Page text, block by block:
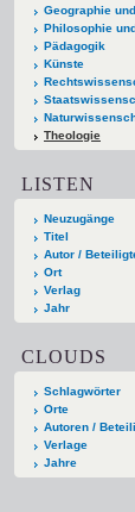
Geographie
Philosophie
Pädagogik
Künste
Theologie
LISTEN
Neuzugänge
Titel
Autor /
Ort
Verlag
Jahr
CLOUDS
Schlagwörter
Orte
Autoren /
Verlage
Jahre